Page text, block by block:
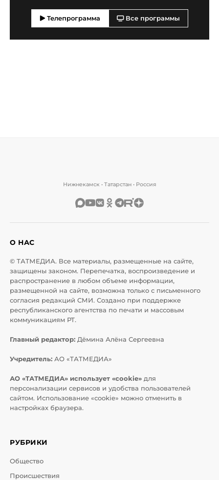
Телепрограмма Все программы
Нижнекамск • Татарстан • Россия
О НАС
© ТАТМЕДИА. Все материалы, размещенные на сайте,
защищены законом. Перепечатка, воспроизведение и
распространение в любом объеме информации,
размещенной на сайте, возможна только с письменного
согласия редакций СМИ. Создано при поддержке
республиканского агентства по печати и массовым
коммуникациям РТ.
Главный редактор: Дёмина Алёна Сергеевна
Учредитель: АО «ТАТМЕДИА»
АО «ТАТМЕДИА» использует «cookie» для
персонализации сервисов и удобства пользователей
сайтом. Использование «cookie» можно отменить в
настройках браузера.
РУБРИКИ
Общество
Происшествия